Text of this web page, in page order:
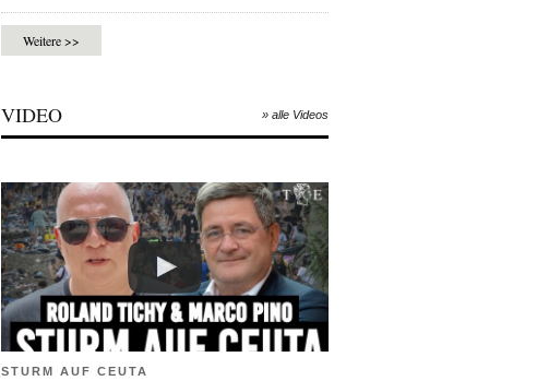
Weitere >>
VIDEO » alle Videos
STURM AUF CEUTA